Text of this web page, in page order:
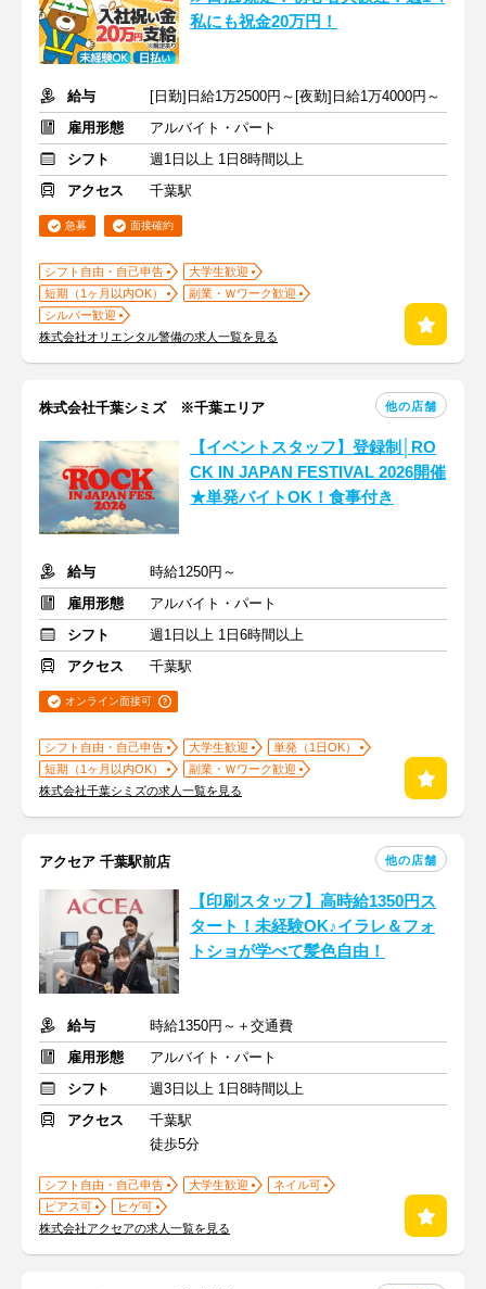
私にも祝金20万円！
給与
[日勤]日給1万2500円～[夜勤]日給1万4000円～
雇用形態
アルバイト・パート
シフト
週1日以上 1日8時間以上
アクセス
千葉駅
急募 面接確約
シフト自由・自己申告
大学生歓迎
短期（1ヶ月以内OK）
副業・Ｗワーク歓迎
シルバー歓迎
株式会社オリエンタル警備の求人一覧を見る
株式会社千葉シミズ ※千葉エリア 他の店舗
【イベントスタッフ】登録制│RO
CK IN JAPAN FESTIVAL 2026開催
★単発バイトOK！食事付き
給与
時給1250円～
雇用形態
アルバイト・パート
シフト
週1日以上 1日6時間以上
アクセス
千葉駅
オンライン面接可
シフト自由・自己申告 大学生歓迎
単発（1日OK）
短期（1ヶ月以内OK）
副業・Ｗワーク歓迎
株式会社千葉シミズの求人一覧を見る
アクセア 千葉駅前店 他の店舗
【印刷スタッフ】高時給1350円ス
タート！未経験OK♪イラレ＆フォ
トショが学べて髪色自由！
給与
時給1350円～＋交通費
雇用形態
アルバイト・パート
シフト
週3日以上 1日8時間以上
アクセス
千葉駅
徒歩5分
シフト自由・自己申告 大学生歓迎
ネイル可
ピアス可
ヒゲ可
株式会社アクセアの求人一覧を見る